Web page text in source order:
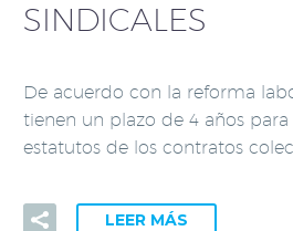
SINDICALES
De acuerdo con la reforma
tienen un plazo de 4 años
estatutos de los contratos
LEER MÁS